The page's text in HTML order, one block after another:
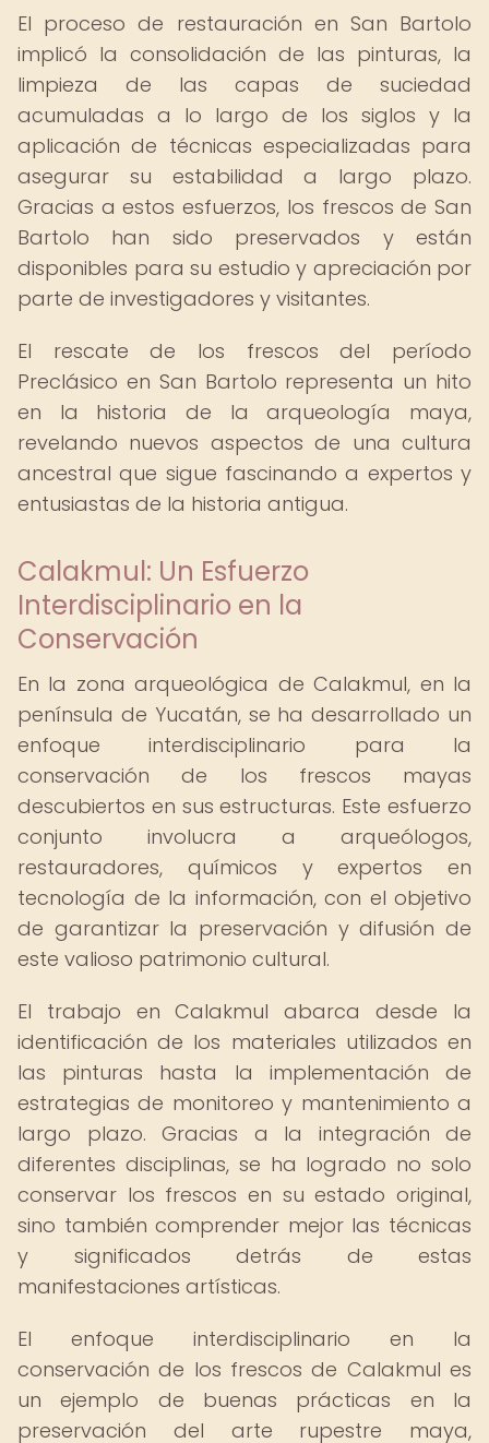
El proceso de restauración en San Bartolo
implicó la consolidación de las pinturas, la
limpieza de las capas de suciedad
acumuladas a lo largo de los siglos y la
aplicación de técnicas especializadas para
asegurar su estabilidad a largo plazo.
Gracias a estos esfuerzos, los frescos de San
Bartolo han sido preservados y están
disponibles para su estudio y apreciación por
parte de investigadores y visitantes.
El rescate de los frescos del período
Preclásico en San Bartolo representa un hito
en la historia de la arqueología maya,
revelando nuevos aspectos de una cultura
ancestral que sigue fascinando a expertos y
entusiastas de la historia antigua.
Calakmul: Un Esfuerzo
Interdisciplinario en la
Conservación
En la zona arqueológica de Calakmul, en la
península de Yucatán, se ha desarrollado un
enfoque interdisciplinario para la
conservación de los frescos mayas
descubiertos en sus estructuras. Este esfuerzo
conjunto involucra a arqueólogos,
restauradores, químicos y expertos en
tecnología de la información, con el objetivo
de garantizar la preservación y difusión de
este valioso patrimonio cultural.
El trabajo en Calakmul abarca desde la
identificación de los materiales utilizados en
las pinturas hasta la implementación de
estrategias de monitoreo y mantenimiento a
largo plazo. Gracias a la integración de
diferentes disciplinas, se ha logrado no solo
conservar los frescos en su estado original,
sino también comprender mejor las técnicas
y significados detrás de estas
manifestaciones artísticas.
El enfoque interdisciplinario en la
conservación de los frescos de Calakmul es
un ejemplo de buenas prácticas en la
preservación del arte rupestre maya,